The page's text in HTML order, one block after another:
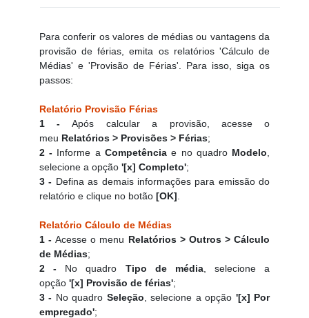
Para conferir os valores de médias ou vantagens da
provisão de férias, emita os relatórios 'Cálculo de
Médias' e 'Provisão de Férias'. Para isso, siga os
passos:
Relatório Provisão Férias
1 -Após calcular a provisão, acesse o
meu Relatórios > Provisões > Férias;
2 - Informe a Competência e no quadro Modelo
selecione a opção '[x] Completo';
3 - Defina as demais informações para emissão do
relatório e clique no botão [OK]
Relatório Cálculo de Médias
1 -Acesse o menu Relatórios > Outros > Cálculo
de Médias;
2 - No quadro Tipo de média, selecione a
opção '[x] Provisão de férias';
3 - No quadro Seleção , selecione a opção '[x] Por
empregado';